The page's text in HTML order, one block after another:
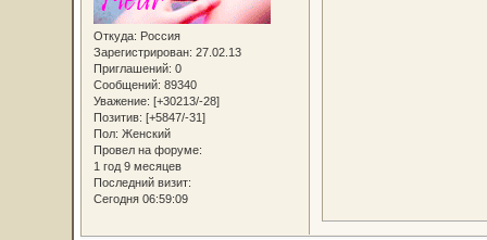
Откуда: Россия
Зарегистрирован: 27.02.13
Приглашений: 0
Сообщений: 89340
Уважение: [+30213/-28]
Позитив: [+5847/-31]
Пол: Женский
Провел на форуме:
1 год 9 месяцев
Последний визит:
Сегодня 06:59:09